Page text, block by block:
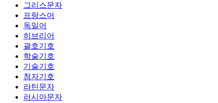
그리스문자
프랑스어
독일어
히브리어
괄호기호
학술기호
기술기호
첨자기호
라틴문자
러시아문자